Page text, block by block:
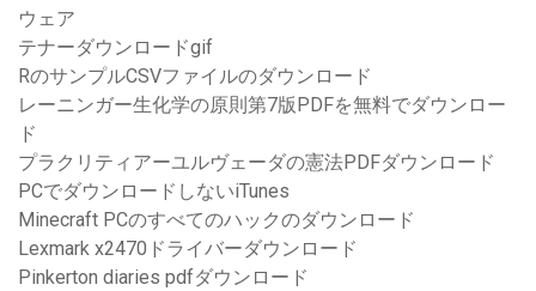
ウェア
テナーダウンロードgif
RのサンプルCSVファイルのダウンロード
レーニンガー生化学の原則第7版PDFを無料でダウンロー
ド
プラクリティアーユルヴェーダの憲法PDFダウンロード
PCでダウンロードしないiTunes
Minecraft PCのすべてのハックのダウンロード
Lexmark x2470ドライバーダウンロード
Pinkerton diaries pdfダウンロード